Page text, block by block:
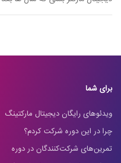
برای شما
ویدئوهای رایگان دیجیتال مارکتینگ
چرا در این دوره شرکت کردم؟
تمرین‌های شرکت‌کنندگان در دوره